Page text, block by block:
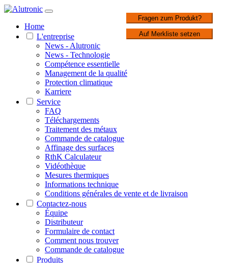
Home
L'entreprise
News - Alutronic
News - Technologie
Compétence essentielle
Management de la qualité
Protection climatique
Karriere
Service
FAQ
Téléchargements
Traitement des métaux
Commande de catalogue
Affinage des surfaces
RthK Calculateur
Vidéothèque
Mesures thermiques
Informations technique
Conditions générales de vente et de livraison
Contactez-nous
Équipe
Distributeur
Formulaire de contact
Comment nous trouver
Commande de catalogue
Produits
Fragen zum Produkt?
Auf Merkliste setzen
1 / 2